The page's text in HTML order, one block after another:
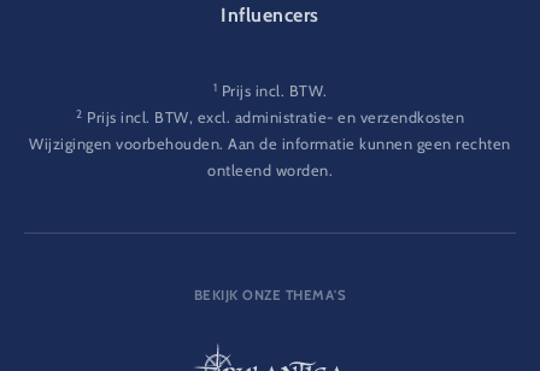
Influencers
1 Prijs incl. BTW.
2 Prijs incl. BTW, excl. administratie- en verzendkosten
Wijzigingen voorbehouden. Aan de informatie kunnen geen rechten
ontleend worden.
BEKIJK ONZE THEMA'S